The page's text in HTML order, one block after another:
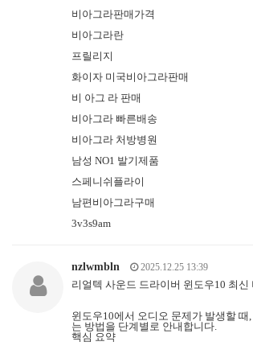
비아그라판매가격
비아그라란
프릴리지
화이자 미국비아그라판매
비 아그 라 판매
비아그라 빠른배송
비아그라 처방병원
남성 NO1 발기제품
스페니쉬플라이
남편비아그라구매
3v3s9am
nzlwmbln 2025.12.25 13:39
리얼텍 사운드 드라이버 윈도우10 최신
윈도우10에서 오디오 문제가 발생할
는 방법을 단계별로 안내합니다.
핵심 요약